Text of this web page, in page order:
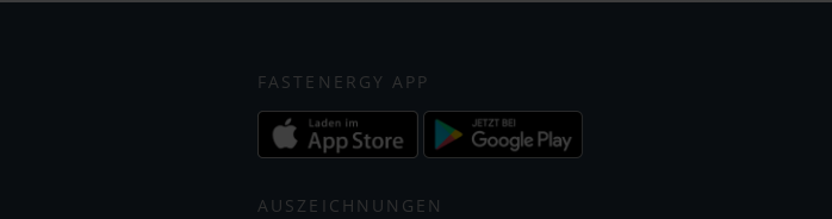
FASTENERGY APP
AUSZEICHNUNGEN